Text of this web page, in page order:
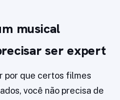
musical
ser expert
por que certos filmes
você não precisa de